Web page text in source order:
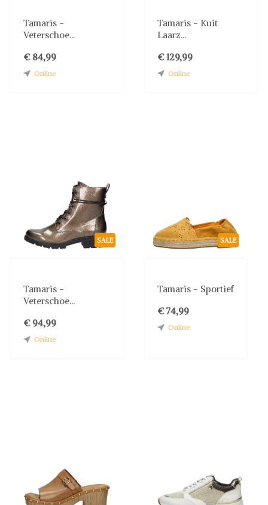
Tamaris -
Veterschoe...
€ 84,99
Online
Tamaris - Kuit
Laarz...
€ 129,99
Online
SALE
Tamaris -
Veterschoe...
€ 94,99
Online
SALE
Tamaris - Sportief
€ 74,99
Online